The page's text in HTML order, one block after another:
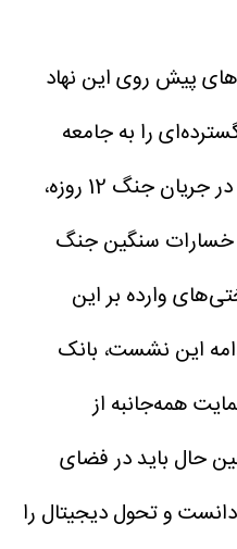
پیش روی این نهاد
با کوله‌باری از 93 سال قدمت و تجربه، خدمات گسترده‌ای را به جامعه
کشاورزی کشور ارائه می‌دهد. او در بخشی از سخنان خود با یادآوری چالش‌ها و حوادث سخت سال گذشته، به وقوع دو جنگ تحمیلی اشاره کرد و افزود در جریان جنگ 12 روزه،
خسارات سنگین جنگ
وارده بر این
این نشست، بانک
همه‌جانبه از
حال باید در فضای
و تحول دیجیتال را